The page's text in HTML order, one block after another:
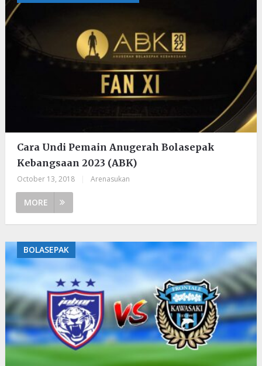
Cara Undi Pemain Anugerah Bolasepak
Kebangsaan 2023 (ABK)
October 13, 2018 Arenasukan
MORE
BOLASEPAK